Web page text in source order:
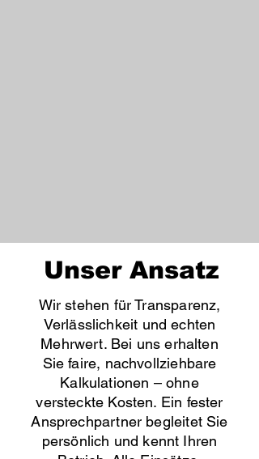
Unser Ansatz
Wir stehen für Transparenz,
Verlässlichkeit und echten
Mehrwert. Bei uns erhalten
Sie faire, nachvollziehbare
Kalkulationen – ohne
versteckte Kosten. Ein fester
Ansprechpartner begleitet Sie
persönlich und kennt Ihren